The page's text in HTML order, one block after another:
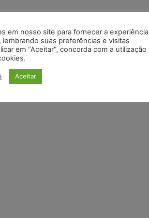
em nosso site para fornecer a experiência
lembrando suas preferências e visitas
em “Aceitar”, concorda com a utilização
Aceitar